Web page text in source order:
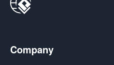
Company